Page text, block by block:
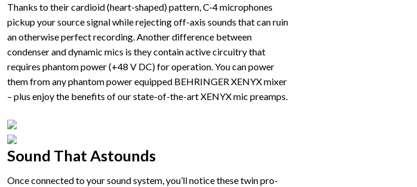
Thanks to their cardioid (heart-shaped) pattern, C-4 microphones
pickup your source signal while rejecting off-axis sounds that can ruin
an otherwise perfect recording. Another difference between
condenser and dynamic mics is they contain active circuitry that
requires phantom power (+48 V DC) for operation. You can power
them from any phantom power equipped BEHRINGER XENYX mixer
– plus enjoy the benefits of our state-of-the-art XENYX mic preamps.
Sound That Astounds
Once connected to your sound system, you’ll notice these twin pro-